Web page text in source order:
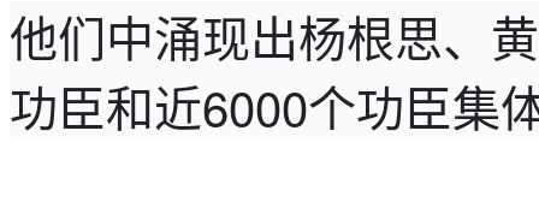
他们中涌现出杨根思、
功臣和近6000个功臣集